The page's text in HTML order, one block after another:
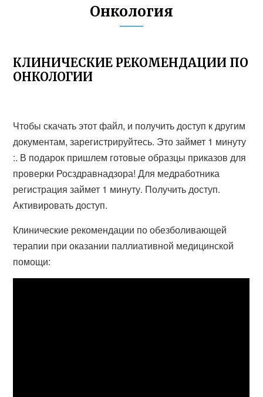
Онкология
КЛИНИЧЕСКИЕ РЕКОМЕНДАЦИИ ПО
ОНКОЛОГИИ
Чтобы скачать этот файл, и получить доступ к другим
документам, зарегистрируйтесь. Это займет 1 минуту
:. В подарок пришлем готовые образцы приказов для
проверки Росздравнадзора! Для медработника
регистрация займет 1 минуту. Получить доступ.
Активировать доступ.
Клинические рекомендации по обезболивающей
терапии при оказании паллиативной медицинской
помощи: